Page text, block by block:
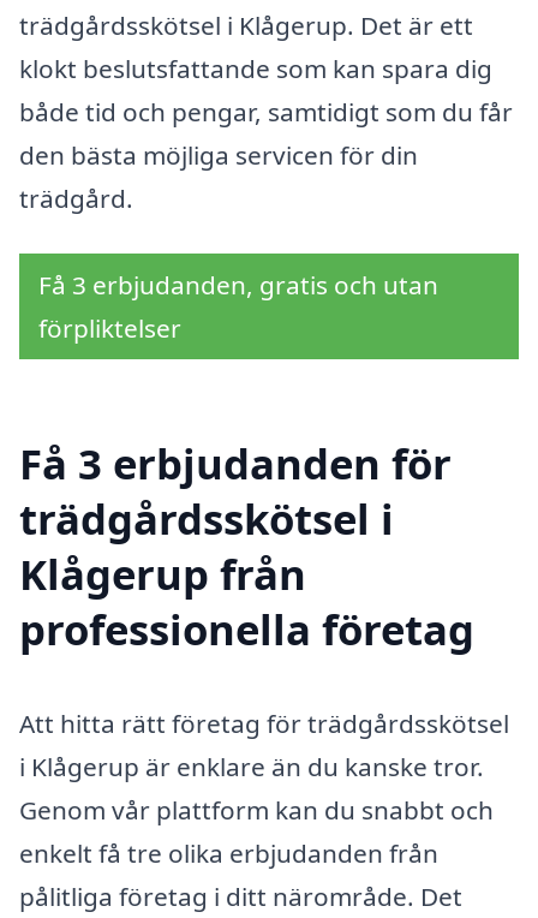
trädgårdsskötsel i Klågerup. Det är ett
klokt beslutsfattande som kan spara dig
både tid och pengar, samtidigt som du får
den bästa möjliga servicen för din
trädgård.
Få 3 erbjudanden, gratis och utan
förpliktelser
Få 3 erbjudanden för
trädgårdsskötsel i
Klågerup från
professionella företag
Att hitta rätt företag för trädgårdsskötsel
i Klågerup är enklare än du kanske tror.
Genom vår plattform kan du snabbt och
enkelt få tre olika erbjudanden från
pålitliga företag i ditt närområde. Det